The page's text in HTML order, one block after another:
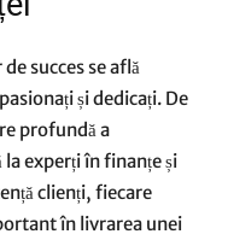
succes se află
și dedicați. De
profundă a
experți în finanțe și
clienți, fiecare
în livrarea unei